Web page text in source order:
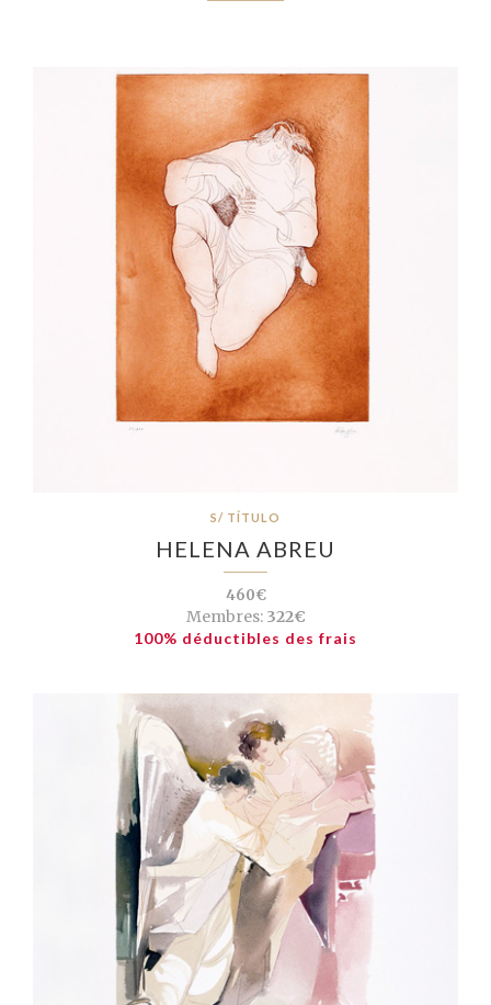
S/ TÍTULO
HELENA ABREU
460€
Membres:322€
100% déductibles des frais